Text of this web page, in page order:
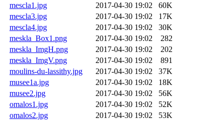
mescla1.jpg
2017-04-30 19:02
60K
mescla3.jpg
2017-04-30 19:02
17K
mescla4.jpg
2017-04-30 19:02
30K
meskla_Box1.png
2017-04-30 19:02
282
meskla_ImgH.png
2017-04-30 19:02
202
meskla_ImgV.png
2017-04-30 19:02
891
moulins-du-lassithy.jpg
2017-04-30 19:02
37K
musee1a.jpg
2017-04-30 19:02
18K
musee2.jpg
2017-04-30 19:02
56K
omalos1.jpg
2017-04-30 19:02
52K
omalos2.jpg
2017-04-30 19:02
53K